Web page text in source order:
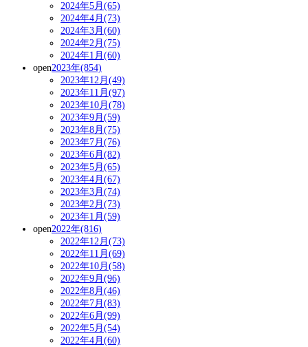
2024年5月(65)
2024年4月(73)
2024年3月(60)
2024年2月(75)
2024年1月(60)
open2023年(854)
2023年12月(49)
2023年11月(97)
2023年10月(78)
2023年9月(59)
2023年8月(75)
2023年7月(76)
2023年6月(82)
2023年5月(65)
2023年4月(67)
2023年3月(74)
2023年2月(73)
2023年1月(59)
open2022年(816)
2022年12月(73)
2022年11月(69)
2022年10月(58)
2022年9月(96)
2022年8月(46)
2022年7月(83)
2022年6月(99)
2022年5月(54)
2022年4月(60)